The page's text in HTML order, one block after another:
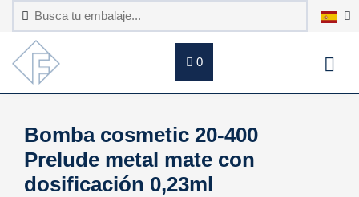
0
Bomba cosmetic 20-400
Prelude metal mate con
dosificación 0,23ml